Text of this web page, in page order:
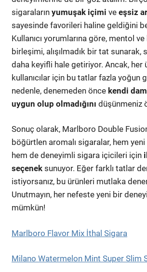
sigaraların yumuşak içimi ve eşsiz
sayesinde favorileri haline geldiğini
Kullanıcı yorumlarına göre, mentol
birleşimi, alışılmadık bir tat sunarak,
daha keyifli hale getiriyor. Ancak, her
kullanıcılar için bu tatlar fazla yoğun
nedenle, denemeden önce kendi
uygun olup olmadığını düşünmeniz
Sonuç olarak, Marlboro Double
böğürtlen aromalı sigaralar, hem
hem de deneyimli sigara içicileri için
seçenek sunuyor. Eğer farklı tatlar
istiyorsanız, bu ürünleri mutlaka
Unutmayın, her nefeste yeni bir
mümkün!
Marlboro Flavor Mix İthal Sigara
Milano Watermelon Mint Super Slim